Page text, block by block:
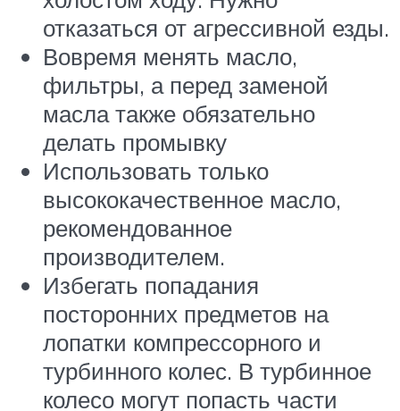
отказаться от агрессивной езды.
Вовремя менять масло,
фильтры, а перед заменой
масла также обязательно
делать промывку
Использовать только
высококачественное масло,
рекомендованное
производителем.
Избегать попадания
посторонних предметов на
лопатки компрессорного и
турбинного колес. В турбинное
колесо могут попасть части